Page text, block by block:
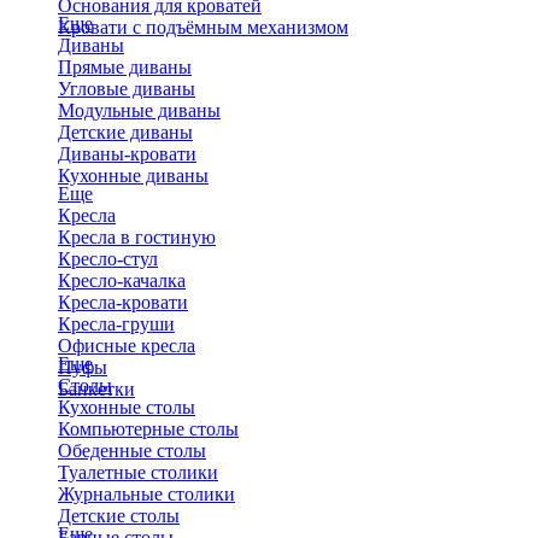
Основания для кроватей
Кровати с подъёмным механизмом
Еще
Диваны
Прямые диваны
Угловые диваны
Модульные диваны
Детские диваны
Диваны-кровати
Кухонные диваны
Еще
Кресла
Кресла в гостиную
Кресло-стул
Кресло-качалка
Кресла-кровати
Кресла-груши
Офисные кресла
Пуфы
Банкетки
Еще
Столы
Кухонные столы
Компьютерные столы
Обеденные столы
Туалетные столики
Журнальные столики
​Детские столы
Еще